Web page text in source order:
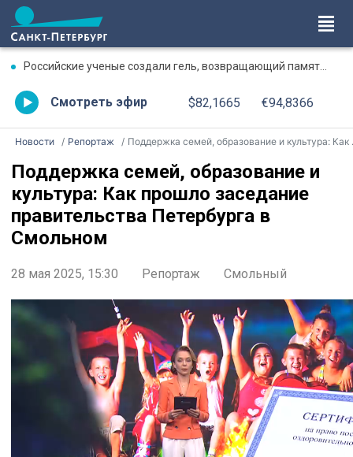
Российские ученые создали гель, возвращающий память после травмы
Смотреть эфир $82,1665 €94,8366
Новости Репортаж Поддержка семей, образование и культура: Как прошло заседание правительства Петербурга в Смольном
Поддержка семей, образование и
культура: Как прошло заседание
правительства Петербурга в
Смольном
28 мая 2025, 15:30 Репортаж Смольный